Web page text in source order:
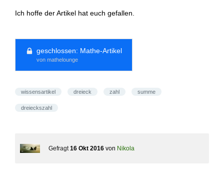
Ich hoffe der Artikel hat euch gefallen.
geschlossen: Mathe-Artikel
von mathelounge
wissensartikel dreieck zahl summe
dreieckszahl
Gefragt 16 Okt 2016 von Nikola